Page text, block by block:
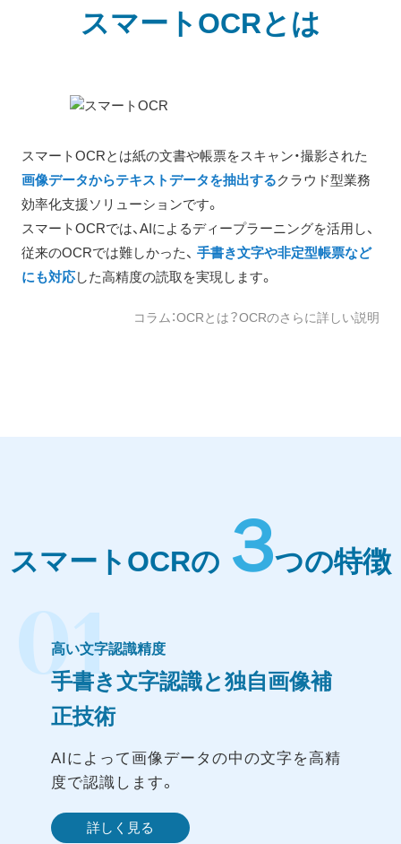
スマートOCRとは
スマートOCRとは紙の文書や帳票をスキャン・撮影された
画像データからテキストデータを抽出するクラウド型業務
効率化支援ソリューションです。
スマートOCRでは、AIによるディープラーニングを活用し、
従来のOCRでは難しかった、 手書き文字や非定型帳票など
にも対応した高精度の読取を実現します。
コラム：OCRとは？OCRのさらに詳しい説明
スマートOCRの３つの特徴
01
高い文字認識精度
手書き文字認識と独自画像補
正技術
AIによって画像データの中の文字を高精
度で認識します。
詳しく見る